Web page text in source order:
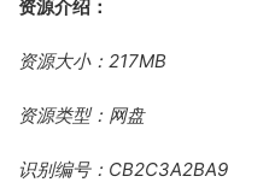
资源介绍：
资源大小：217MB
资源类型：网盘
识别编号：CB2C3A2BA9